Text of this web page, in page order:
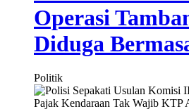
Operasi
Diduga
Politik